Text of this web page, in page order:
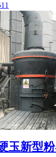
玉新型